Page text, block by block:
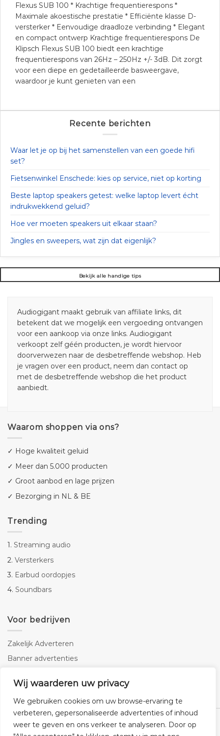
Wij waarderen uw privacy
We gebruiken cookies om uw browse-ervaring te
verbeteren, gepersonaliseerde advertenties of inhoud
weer te geven en ons verkeer te analyseren. Door op
Flexus SUB 100 * Krachtige frequentierespons *
Maximale akoestische prestatie * Efficiënte klasse D-
versterker * Eenvoudige draadloze verbinding * Elegant
en compact ontwerp Krachtige frequentierespons De
Klipsch Flexus SUB 100 biedt een krachtige
frequentierespons van 26Hz – 250Hz +/- 3dB. Dit zorgt
voor een diepe en gedetailleerde basweergave,
waardoor je kunt genieten van een
Recente berichten
Waar let je op bij het samenstellen van een goede hifi
set?
Fietsenwinkel Enschede: kies op service, niet op korting
Beste laptop speakers getest: welke laptop levert écht
indrukwekkend geluid?
Hoe ver moeten speakers uit elkaar staan?
Jingles en sweepers, wat zijn dat eigenlijk?
Bekijk alle handige tips
Audiogigant maakt gebruik van affiliate links, dit
betekent dat we mogelijk een vergoeding ontvangen
voor een aankoop via onze links. Audiogigant
verkoopt zelf géén producten, je wordt hiervoor
doorverwezen naar de desbetreffende webshop. Heb
je vragen over een product, neem dan contact op
met de desbetreffende webshop die het product
aanbiedt.
Waarom shoppen via ons?
✓ Hoge kwaliteit geluid
✓ Meer dan 5.000 producten
✓ Groot aanbod en lage prijzen
✓ Bezorging in NL & BE
Trending
1. Streaming audio
2. Versterkers
3. Earbud oordopjes
4. Soundbars
Voor bedrijven
Zakelijk Adverteren
Banner advertenties
SEO copywriting